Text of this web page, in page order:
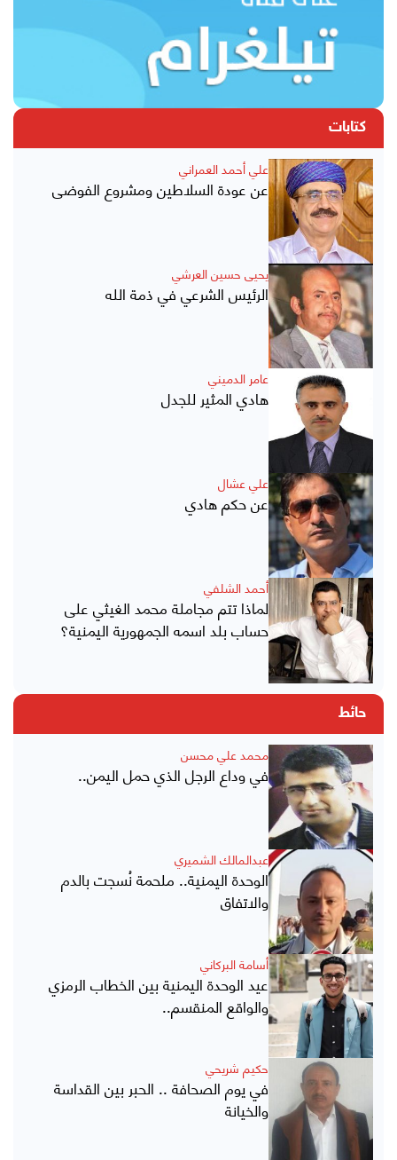
كتابات
علي أحمد العمراني
عن عودة السلاطين ومشروع الفوضى
يحيى حسين العرشي
الرئيس الشرعي في ذمة الله
عامر الدميني
هادي المثير للجدل
علي عشال
عن حكم هادي
أحمد الشلفي
لماذا تتم مجاملة محمد الغيثي على
حساب بلد اسمه الجمهورية اليمنية؟
حائط
محمد علي محسن
في وداع الرجل الذي حمل اليمن..
عبدالمالك الشميري
الوحدة اليمنية.. ملحمة نُسجت بالدم
والاتفاق
أسامة البركاني
عيد الوحدة اليمنية بين الخطاب الرمزي
والواقع المنقسم..
حكيم شريحي
في يوم الصحافة .. الحبر بين القداسة
والخيانة